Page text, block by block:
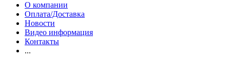
О компании
Оплата/Доставка
Новости
Видео информация
Контакты
...